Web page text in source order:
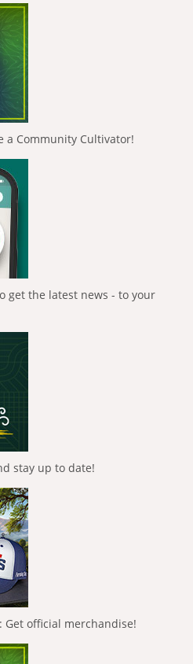
a Community Cultivator!
get the latest news - to your
stay up to date!
Get official merchandise!